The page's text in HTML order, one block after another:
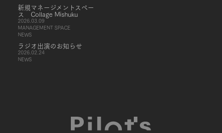
新規マネージメントスペー
ス Collage Mishuku
2026.03.09
MANAGEMENT SPACE
NEWS
ラジオ出演のお知らせ
2026.02.24
NEWS